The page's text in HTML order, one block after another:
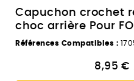
Capuchon crochet
choc arrière Pour
Références Compatibles :
8,95 €